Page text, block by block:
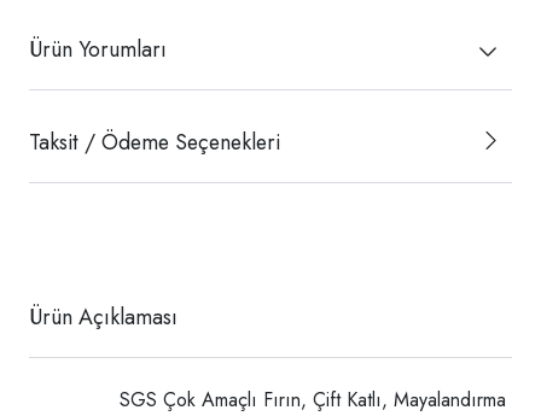
Ürün Yorumları
Taksit / Ödeme Seçenekleri
Ürün Açıklaması
SGS Çok Amaçlı Fırın, Çift Katlı, Mayalandırma